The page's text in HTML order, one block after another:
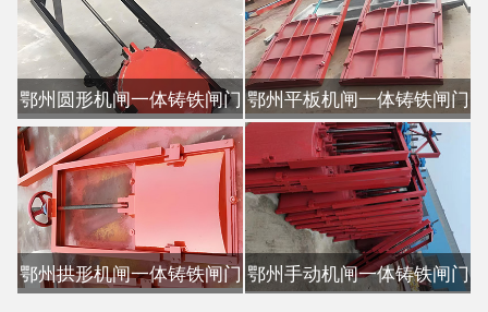
鄂州圆形机闸一体铸铁闸门 鄂州平板机闸一体铸铁闸门
鄂州拱形机闸一体铸铁闸门 鄂州手动机闸一体铸铁闸门